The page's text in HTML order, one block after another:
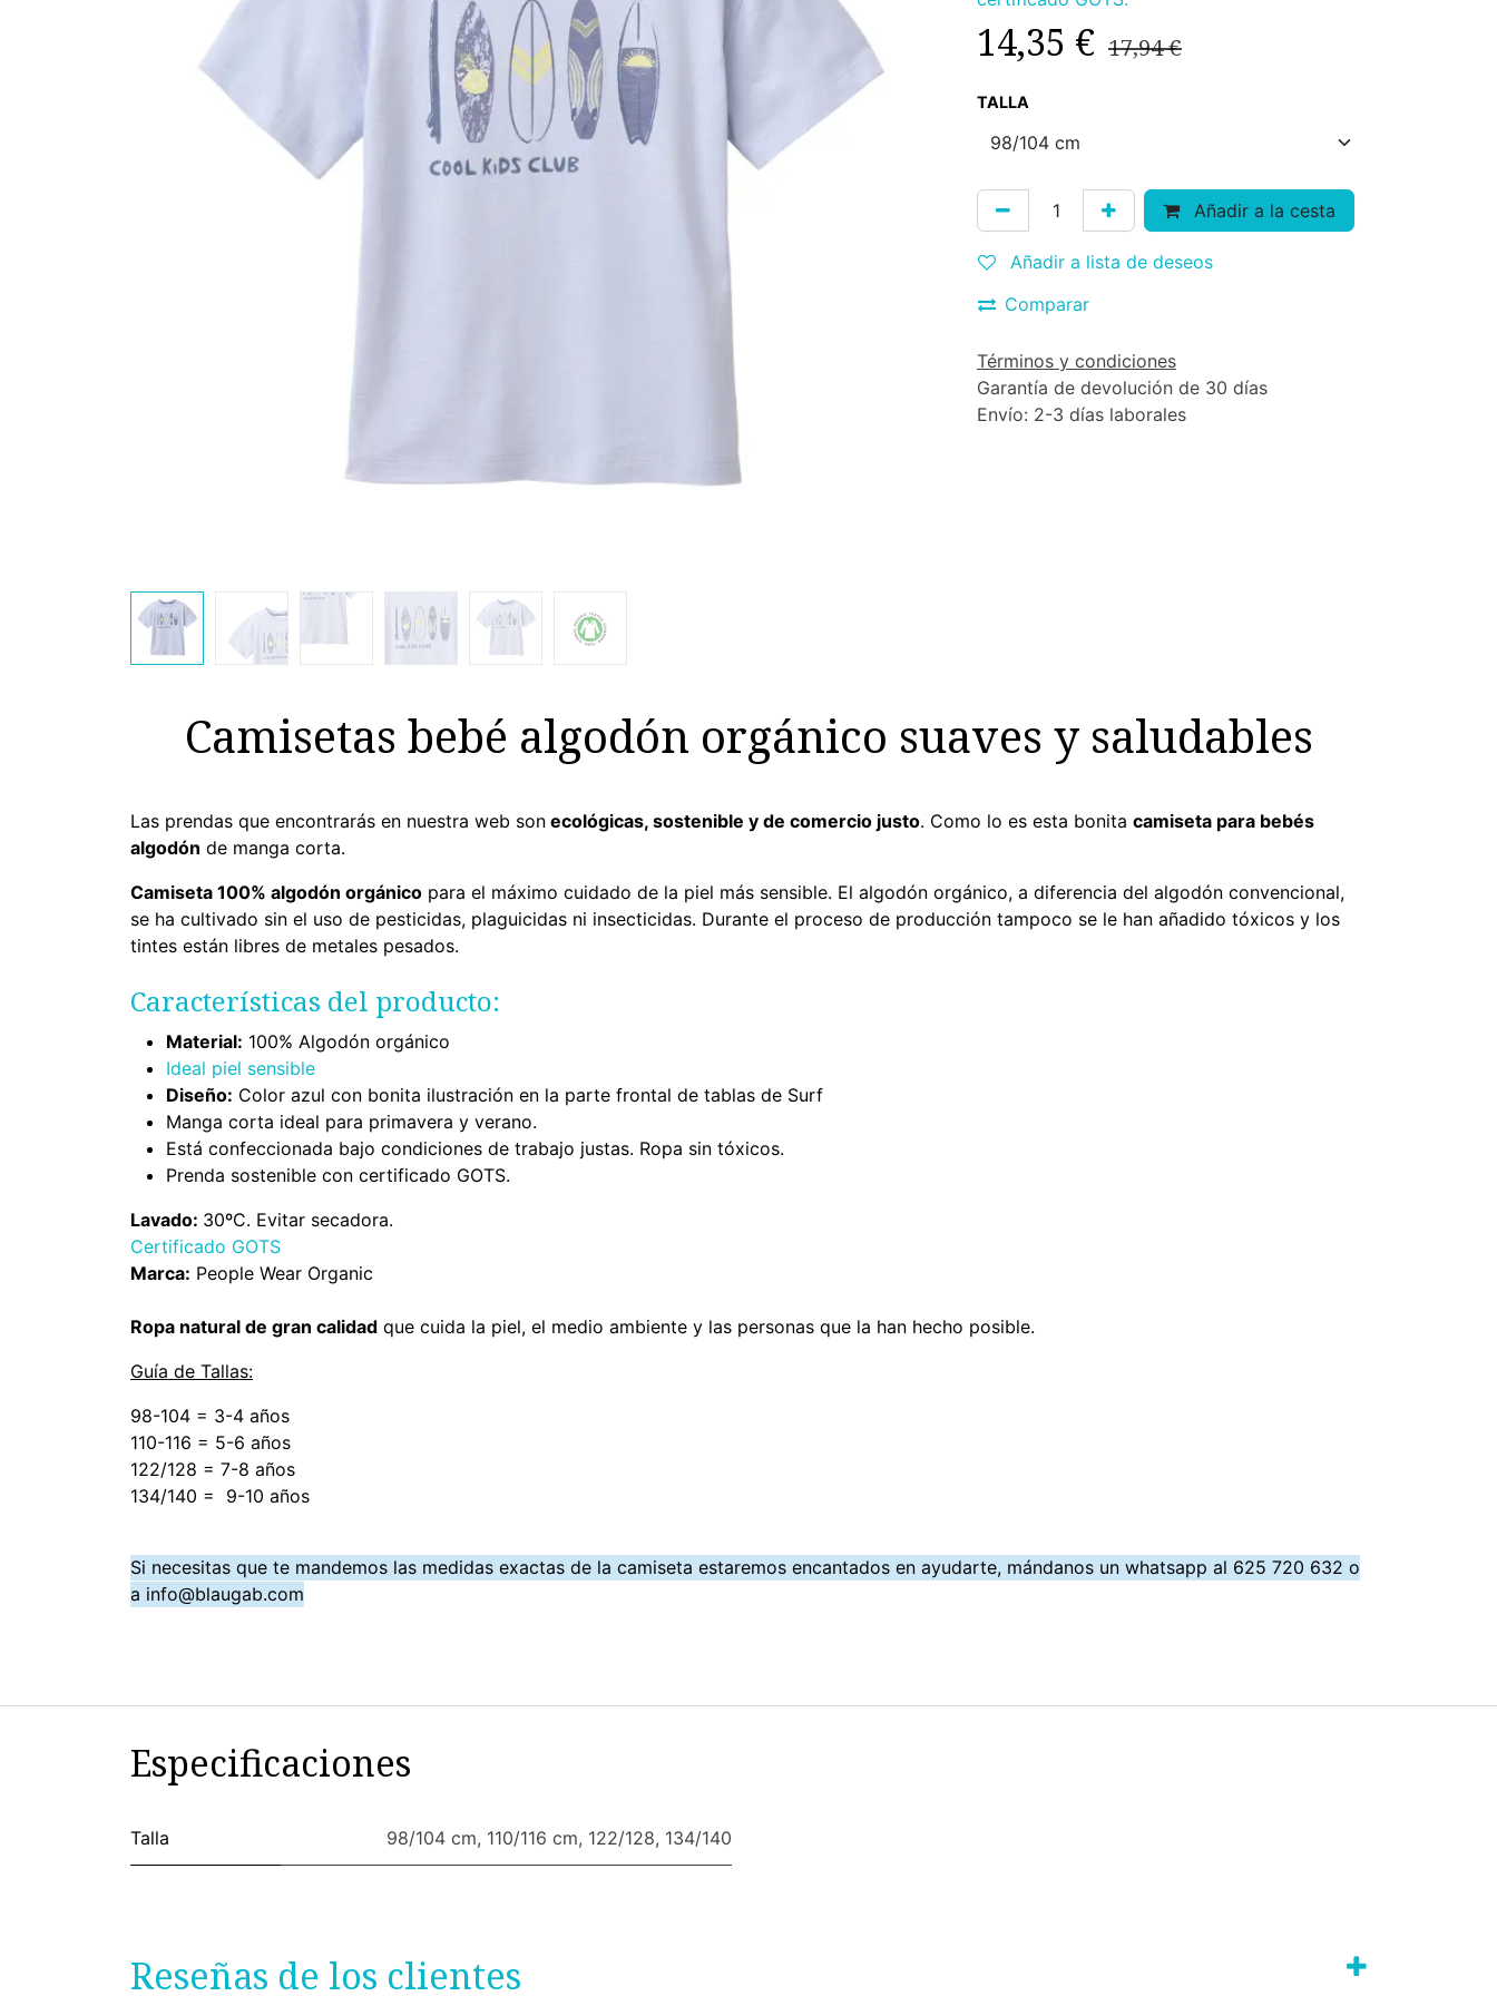
14,35 € 17,94€
TALLA
Añadir a la cesta
Añadir a lista de deseos
Comparar
Términos y condiciones
Garantía de devolución de 30 días
Envío: 2-3 días laborales
Camisetas bebé algodón orgánico suaves y saludables
Las prendas que encontrarás en nuestra web son ecológicas, sostenible y de comercio justo. Como lo es esta bonita camiseta para bebés
algodón de manga corta.
Camiseta 100% algodón orgánico para el máximo cuidado de la piel más sensible. El algodón orgánico, a diferencia del algodón convencional,
se ha cultivado sin el uso de pesticidas, plaguicidas ni insecticidas. Durante el proceso de producción tampoco se le han añadido tóxicos y los
tintes están libres de metales pesados.
Características del producto:
Material: 100% Algodón orgánico
Ideal piel sensible
Diseño: Color azul con bonita ilustración en la parte frontal de tablas de Surf
Manga corta ideal para primavera y verano.
Está confeccionada bajo condiciones de trabajo justas. Ropa sin tóxicos.
Prenda sostenible con certificado GOTS.
Lavado: 30ºC. Evitar secadora.
Certificado GOTS
Marca: People Wear Organic
Ropa natural de gran calidad que cuida la piel, el medio ambiente y las personas que la han hecho posible.
Guía de Tallas:
98-104 = 3-4 años
110-116 = 5-6 años
122/128 = 7-8 años
134/140 = 9-10 años
Si necesitas que te mandemos las medidas exactas de la camiseta estaremos encantados en ayudarte, mándanos un whatsapp al 625 720 632 o
a info@blaugab.com
Especificaciones
Talla 98/104 cm, 110/116 cm, 122/128, 134/140
Reseñas de los clientes